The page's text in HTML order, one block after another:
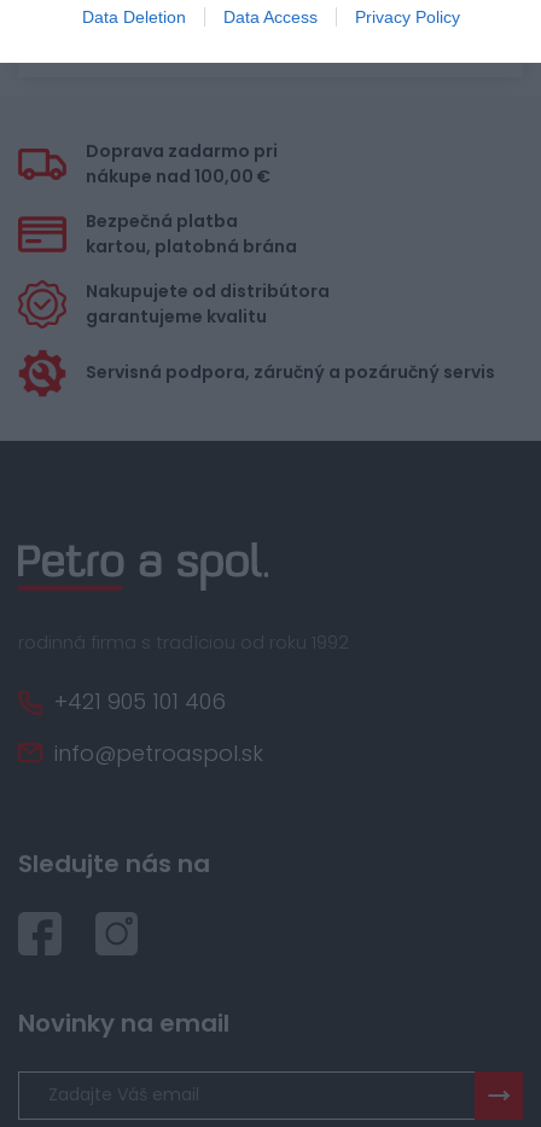
Data Deletion Data Access Privacy Policy
Doprava zadarmo pri
nákupe nad 100,00 €
Bezpečná platba
kartou, platobná brána
Nakupujete od distribútora
garantujeme kvalitu
Servisná podpora, záručný a pozáručný servis
rodinná firma s tradíciou od roku 1992
+421 905 101 406
info@petroaspol.sk
Sledujte nás na
Novinky na email